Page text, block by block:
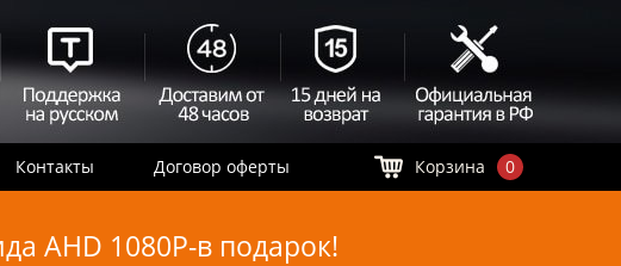
Контакты Договор оферты Корзина 0
AHD 1080P-в подарок!